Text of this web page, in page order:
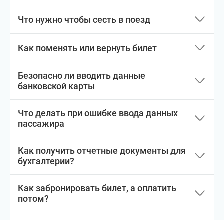
Что нужно чтобы сесть в поезд
Как поменять или вернуть билет
Безопасно ли вводить данные
банковской карты
Что делать при ошибке ввода данных
пассажира
Как получить отчетные документы для
бухгалтерии?
Как забронировать билет, а оплатить
потом?